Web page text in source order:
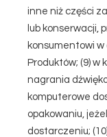
inne niż części
lub konserwacji,
konsumentowi w
Produktów; (9)
nagrania
komputerowe
opakowaniu,
dostarczeniu;